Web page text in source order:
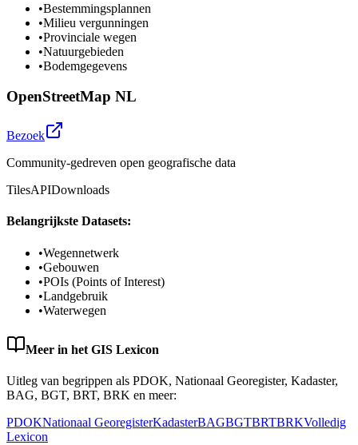
•Bestemmingsplannen
•Milieu vergunningen
•Provinciale wegen
•Natuurgebieden
•Bodemgegevens
OpenStreetMap NL
Bezoek
Community-gedreven open geografische data
TilesAPIDownloads
Belangrijkste Datasets:
•Wegennetwerk
•Gebouwen
•POIs (Points of Interest)
•Landgebruik
•Waterwegen
Meer in het GIS Lexicon
Uitleg van begrippen als PDOK, Nationaal Georegister, Kadaster,
BAG, BGT, BRT, BRK en meer:
PDOKNationaal GeoregisterKadasterBAGBGTBRTBRKVolledig
Lexicon